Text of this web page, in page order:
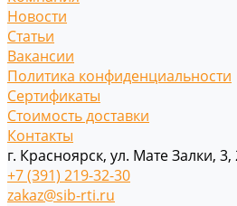
Новости
Статьи
Вакансии
Политика конфиденциальности
Сертификаты
Стоимость доставки
Контакты
г. Красноярск, ул. Мате Залки, 3,
+7 (391) 219-32-30
zakaz@sib-rti.ru